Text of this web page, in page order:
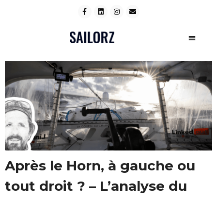
Après le Horn, à gauche ou
tout droit ? – L’analyse du